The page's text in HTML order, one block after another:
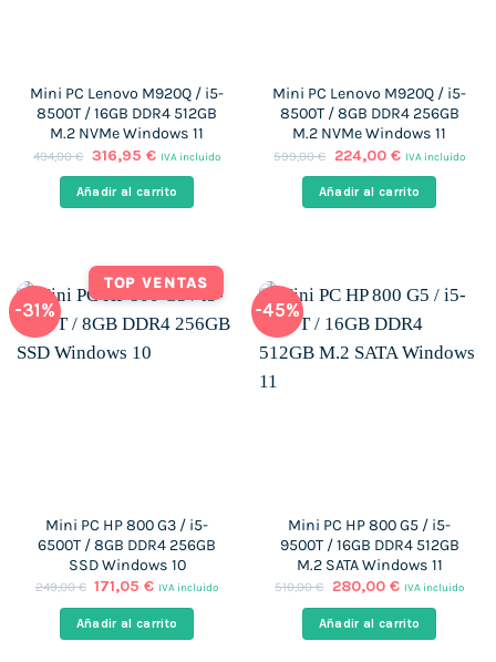
Mini PC Lenovo M920Q / i5-
8500T / 16GB DDR4 512GB
M.2 NVMe Windows 11
494,00€ El
original
era:
316,95 €El
actual
es:
IVA incluido
Añadir al carrito
Mini PC Lenovo M920Q / i5-
8500T / 8GB DDR4 256GB
M.2 NVMe Windows 11
599,00€
El
original
era:
224,00 €El
actual
es:
IVA incluido
Añadir al carrito
-31%
TOP VENTAS
Mini PC HP 800 G3 / i5-
6500T / 8GB DDR4 256GB
SSD Windows 10
249,00€ El
original
era:
171,05€El
actual
es:
IVA incluido
Añadir al carrito
-45%
Mini PC HP 800 G5 / i5-
9500T / 16GB DDR4 512GB
M.2 SATA Windows 11
510,00€
El
original
era:
280,00 €El
actual
es:
IVA incluido
Añadir al carrito